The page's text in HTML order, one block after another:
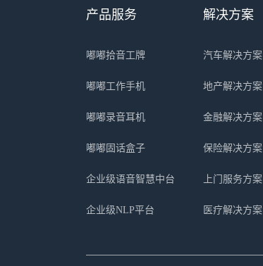
产品服务
嘟嘟拾音工牌
嘟嘟工作手机
嘟嘟录音耳机
嘟嘟固话盒子
企业级语音智慧中台
企业级NLP平台
解决方案
汽车解决方案
地产解决方案
金融解决方案
保险解决方案
上门服务方案
医疗解决方案